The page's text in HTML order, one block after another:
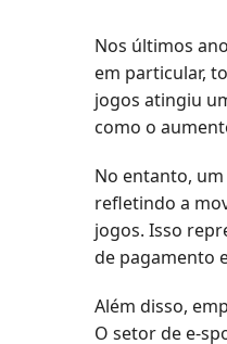
Nos últimos
em particular,
jogos atingiu
como o
No entanto,
refletindo a
jogos. Isso
de pagamento
Além disso,
O setor de e-